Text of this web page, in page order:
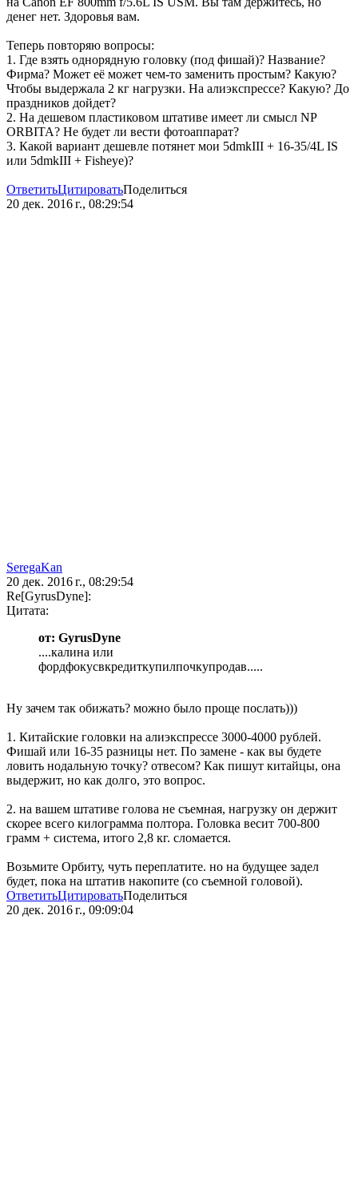
денег нет. Здоровья вам.
Теперь повторяю вопросы:
1. Где взять однорядную головку (под фишай)? Название?
Фирма? Может её может чем-то заменить простым? Какую?
Чтобы выдержала 2 кг нагрузки. На алиэкспрессе? Какую? До
праздников дойдет?
2. На дешевом пластиковом штативе имеет ли смысл NP
ORBITA? Не будет ли вести фотоаппарат?
3. Какой вариант дешевле потянет мои 5dmkIII + 16-35/4L IS
или 5dmkIII + Fisheye)?
ОтветитьЦитироватьПоделиться
20 дек. 2016 г., 08:29:54
SeregaKan
20 дек. 2016 г., 08:29:54
Re[GyrusDyne]:
Цитата:
от: GyrusDyne
....калина или
фордфокусвкредиткупилпочкупродав.....
Ну зачем так обижать? можно было проще послать)))
1. Китайские головки на алиэкспрессе 3000-4000 рублей.
Фишай или 16-35 разницы нет. По замене - как вы будете
ловить нодальную точку? отвесом? Как пишут китайцы, она
выдержит, но как долго, это вопрос.
2. на вашем штативе голова не съемная, нагрузку он держит
скорее всего килограмма полтора. Головка весит 700-800
грамм + система, итого 2,8 кг. сломается.
Возьмите Орбиту, чуть переплатите. но на будущее задел
будет, пока на штатив накопите (со съемной головой).
ОтветитьЦитироватьПоделиться
20 дек. 2016 г., 09:09:04